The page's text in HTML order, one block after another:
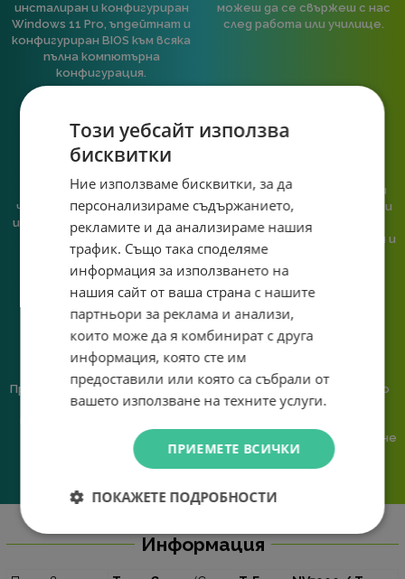
инсталиран и конфигуриран
Windows 11 Pro, ъпдейтнат и
конфигуриран BIOS към всяка
пълна компютърна
конфигурация.
можеш да се свържеш с нас
след работа или училище.
При нас говориш с реален
човек, не с чатбот, когато
имаш нужда от консултация
или справяне с проблем.
Сглобяваме, поддържаме и
обслужваме. Като магазин и
сервиз на едно място
гарантираме бърза реакция и
познаване на твоята
система.
Предлагаме различни методи
на плащане, включително
криптовалута.
Ние сме малък екип и точно
затова поемаме лична
поръчка. Ако има проблем – не
го прехвърляме, а го
решаваме.
Информация
Този уебсайт използва
бисквитки
Ние използваме бисквитки, за да
персонализираме съдържанието,
рекламите и да анализираме нашия
трафик. Също така споделяме
информация за използването на
нашия сайт от ваша страна с нашите
партньори за реклама и анализи,
които може да я комбинират с друга
информация, която сте им
предоставили или която са събрали от
вашето използване на техните услуги.
ПРИЕМЕТЕ ВСИЧКИ
ПОКАЖЕТЕ ПОДРОБНОСТИ